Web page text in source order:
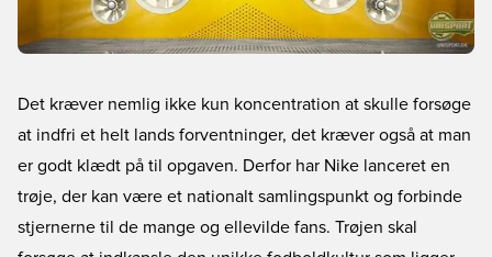
Det kræver nemlig ikke kun koncentration at skulle forsøge
at indfri et helt lands forventninger, det kræver også at man
er godt klædt på til opgaven. Derfor har Nike lanceret en
trøje, der kan være et nationalt samlingspunkt og forbinde
stjernerne til de mange og ellevilde fans. Trøjen skal